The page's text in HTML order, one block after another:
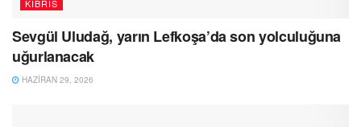
KIBRIS
Sevgül Uludağ, yarın Lefkoşa’da son yolculuğuna
uğurlanacak
HAZIRAN 29, 2026